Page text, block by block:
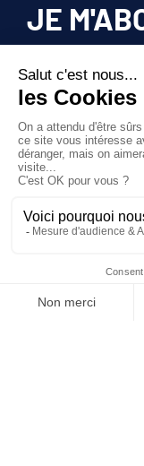
JE
Pour
les articles
Prix unique
JE